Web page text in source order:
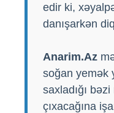
edir ki,
danışarkən
Anarim.Az
soğan yemək
saxladığı
çıxacağına